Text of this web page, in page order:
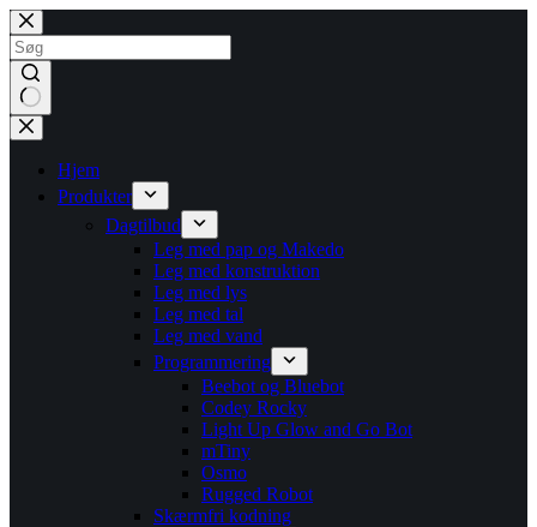
Fortsæt
til
indhold
Ingen
resultater
Hjem
Produkter
Dagtilbud
Leg med pap og Makedo
Leg med konstruktion
Leg med lys
Leg med tal
Leg med vand
Programmering
Beebot og Bluebot
Codey Rocky
Light Up Glow and Go Bot
mTiny
Osmo
Rugged Robot
Skærmfri kodning